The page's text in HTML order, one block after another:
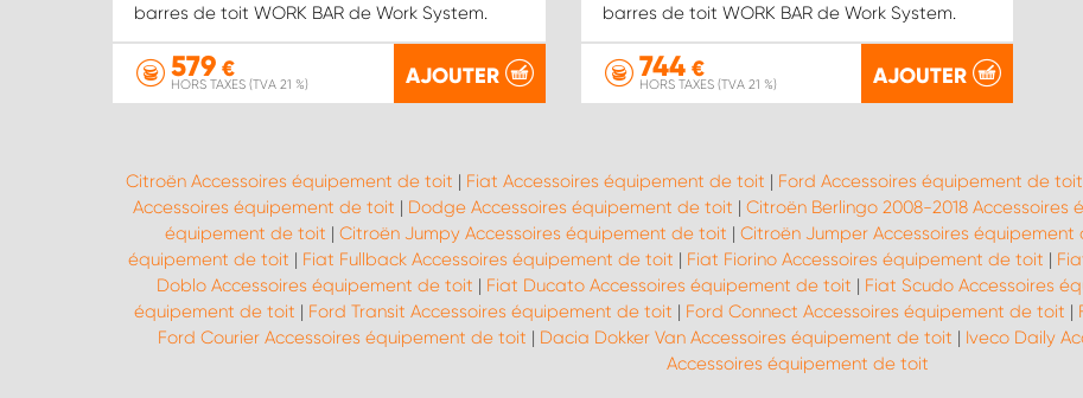
barres de toit WORK BAR de Work System.
579 €
HORS TAXES (TVA 21 %) AJOUTER
barres de toit WORK BAR de Work System.
744€
HORS TAXES (TVA 21 %) AJOUTER
Citroën Accessoires équipement de toit | Fiat Accessoires équipement de toit | Ford Accessoires équipement de toit
Accessoires équipement de toit | Dodge Accessoires équipement de toit | Citroën Berlingo 2008-2018
équipement de toit | Citroën Jumpy Accessoires équipement de toit | Citroën Jumper Accessoires équipement
équipement de toit | Fiat Fullback Accessoires équipement de toit | Fiat Fiorino Accessoires équipement de toit |
Doblo Accessoires équipement de toit | Fiat Ducato Accessoires équipement de toit | Fiat Scudo Accessoires
équipement de toit | Ford Transit Accessoires équipement de toit | Ford Connect Accessoires équipement de toit |
Ford Courier Accessoires équipement de toit | Dacia Dokker Van Accessoires équipement de toit | Iveco Daily
Accessoires équipement de toit